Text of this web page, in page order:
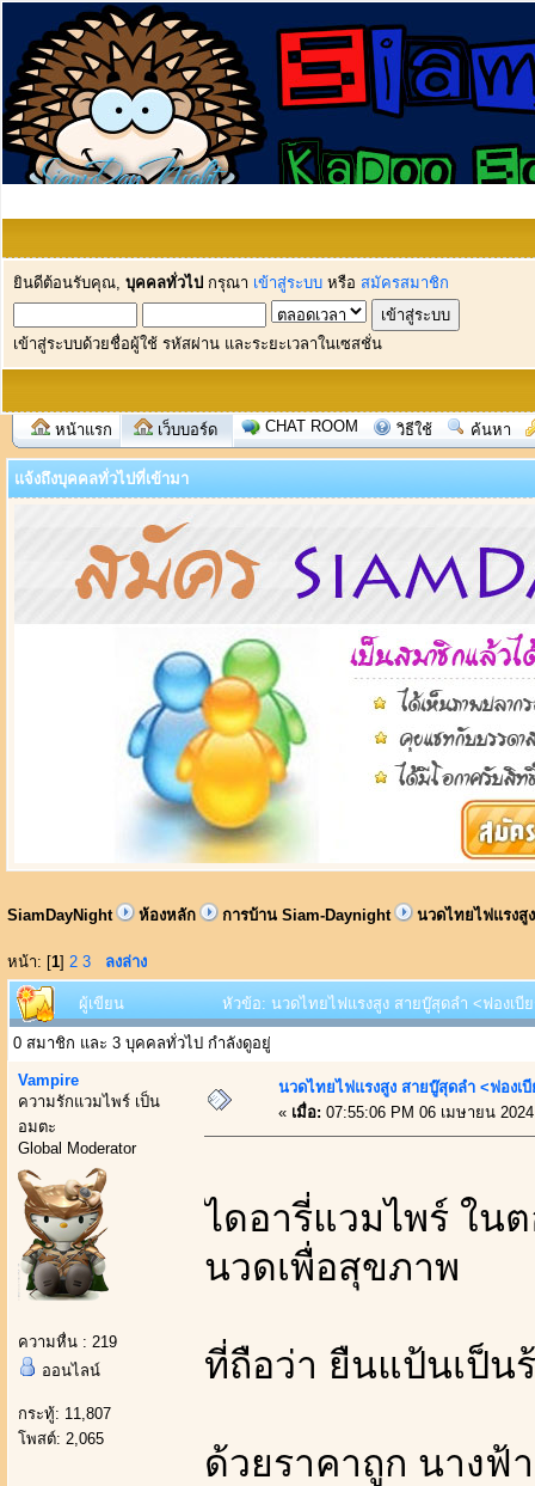
ยินดีต้อนรับคุณ, บุคคลทั่วไป กรุณา เข้าสู่ระบบ หรือ สมัครสมาชิก
เข้าสู่ระบบด้วยชื่อผู้ใช้ รหัสผ่าน และระยะเวลาในเซสชั่น
หน้าแรก เว็บบอร์ด CHAT ROOM วิธีใช้ ค้นหา
แจ้งถึงบุคคลทั่วไปที่เข้ามา
SiamDayNight ห้องหลัก การบ้าน Siam-Daynight นวดไทยไฟแรงสู
หน้า: [1] 2 3 ลงล่าง
ผู้เขียน หัวข้อ: นวดไทยไฟแรงสูง สายบู๊สุดลำ <ฟองเบี
0 สมาชิก และ 3 บุคคลทั่วไป กำลังดูอยู่
Vampire
ความรักแวมไพร์ เป็น
อมตะ
Global Moderator
ความหื่น : 219
ออนไลน์
กระทู้: 11,807
โพสต์: 2,065
นวดไทยไฟแรงสูง สายบู๊สุดลำ <ฟองเ
« เมื่อ: 07:55:06 PM 06 เมษายน
ไดอารี่แวมไพร์ ใน
นวดเพื่อสุขภาพ
ที่ถือว่า ยืนแป้นเป็น
ด้วยราคาถูก นางฟ้